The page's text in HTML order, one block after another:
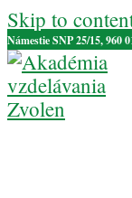
Skip to
Námestie SNP 25/15, 960